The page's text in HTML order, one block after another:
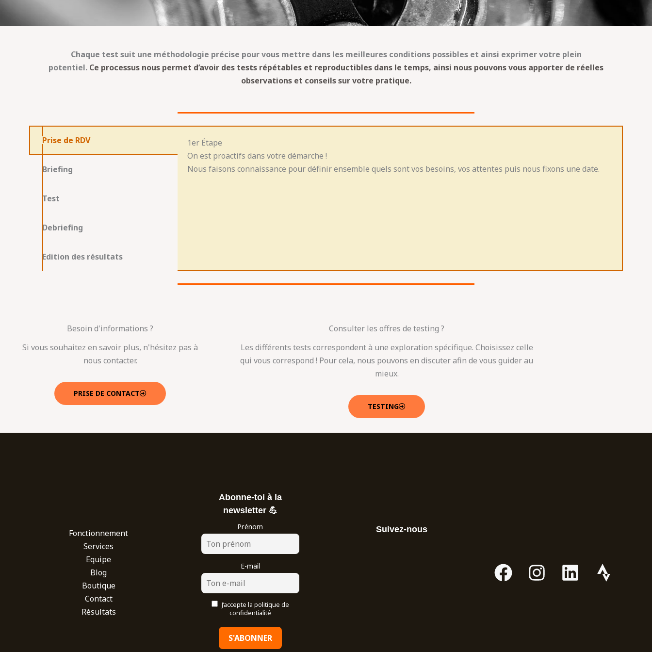
Chaque test suit une méthodologie précise pour vous mettre dans les meilleures conditions possibles et ainsi exprimer votre plein
potentiel. Ce processus nous permet d’avoir des tests répétables et reproductibles dans le temps, ainsi nous pouvons vous apporter de réelles
observations et conseils sur votre pratique.
Prise de RDV
Briefing
Test
Debriefing
Edition des résultats
1er Étape
On est proactifs dans votre démarche !
Nous faisons connaissance pour définir ensemble quels sont vos besoins, vos attentes puis nous fixons une date.
Besoin d'informations ?
Si vous souhaitez en savoir plus, n'hésitez pas à
nous contacter.
PRISE DE CONTACT
Consulter les offres de testing ?
Les différents tests correspondent à une exploration spécifique. Choisissez celle
qui vous correspond ! Pour cela, nous pouvons en discuter afin de vous guider au
mieux.
TESTING
Fonctionnement
Services
Equipe
Blog
Boutique
Contact
Résultats
Abonne-toi à la
newsletter 💪
Prénom
E-mail
J’accepte la politique de
confidentialité
Suivez-nous